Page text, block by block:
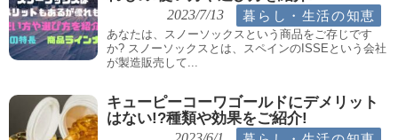
2023/7/13 暮らし・生活の知恵
あなたは、スノーソックスという商品をご存じです
か? スノーソックスとは、スペインのISSEという会社
が製造販売して...
キューピーコーワゴールドにデメリット
はない!?種類や効果をご紹介!